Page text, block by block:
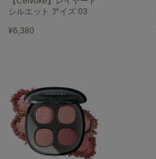
オルグ
PATRICK
パトリック
シルエット アイズ 03
¥6,380